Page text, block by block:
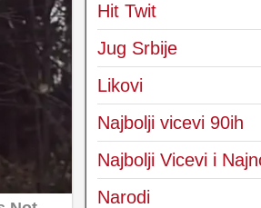
Hit Twit
Jug Srbije
Likovi
Najbolji vicevi 90ih
Najbolji Vicevi i
Narodi